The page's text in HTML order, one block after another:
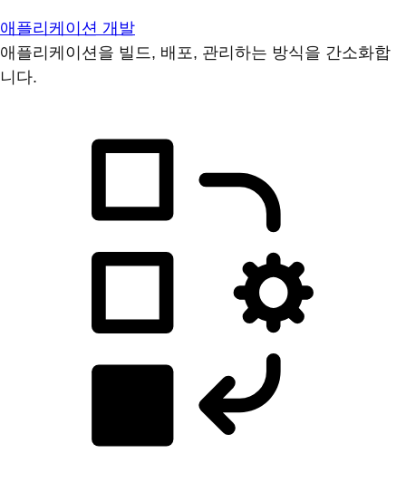
애플리케이션 개발
애플리케이션을 빌드, 배포, 관리하는 방식을 간소화합
니다.